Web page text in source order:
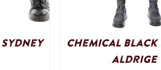
Chemical
Aldrige